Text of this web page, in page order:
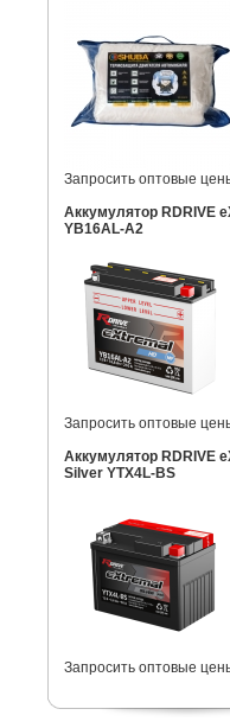
Запросить оптовые
Аккумулятор RDRIVE
YB16AL-A2
Запросить оптовые
Аккумулятор RDRIVE
Silver YTX4L-BS
Запросить оптовые